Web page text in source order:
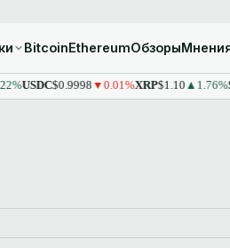
BitcoinEthereumОбзоры
$0.9998▼0.01%XRP$1.10▲1.76% SOL